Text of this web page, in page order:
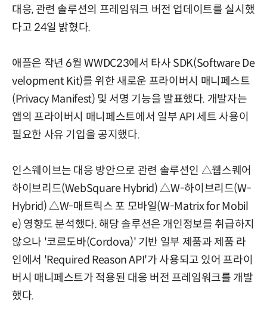
대응, 관련 솔루션의 프레임워크 버전 업데이트를 실시했
다고 24일 밝혔다.
애플은 작년 6월 WWDC23에서 타사 SDK(Software De
velopment Kit)를 위한 새로운 프라이버시 매니페스트
(Privacy Manifest) 및 서명 기능을 발표했다. 개발자는
앱의 프라이버시 매니페스트에서 일부 API 세트 사용이
필요한 사유 기입을 공지했다.
인스웨이브는 대응 방안으로 관련 솔루션인 △웹스퀘어
하이브리드(WebSquare Hybrid) △W-하이브리드(W-
Hybrid) △W-매트릭스 포 모바일(W-Matrix for Mobil
e) 영향도 분석했다. 해당 솔루션은 개인정보를 취급하지
않으나 '코르도바(Cordova)' 기반 일부 제품과 제품 라
인에서 'Required Reason API'가 사용되고 있어 프라이
버시 매니페스트가 적용된 대응 버전 프레임워크를 개발
했다.